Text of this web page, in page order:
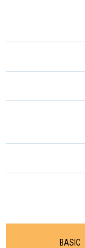
BASIC